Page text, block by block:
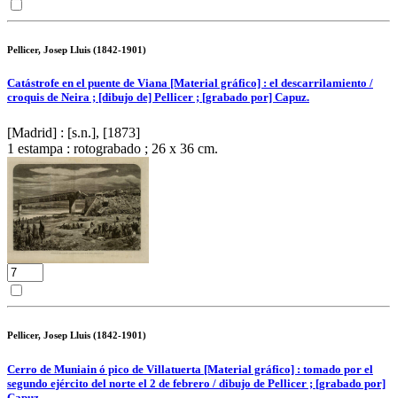
Pellicer, Josep Lluis (1842-1901)
Catástrofe en el puente de Viana [Material gráfico] : el descarrilamiento /
croquis de Neira ; [dibujo de] Pellicer ; [grabado por] Capuz.
[Madrid] : [s.n.], [1873]
1 estampa : rotograbado ; 26 x 36 cm.
Pellicer, Josep Lluis (1842-1901)
Cerro de Muniain ó pico de Villatuerta [Material gráfico] : tomado por el
segundo ejército del norte el 2 de febrero / dibujo de Pellicer ; [grabado por]